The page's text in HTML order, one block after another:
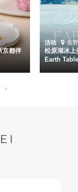
京都伴
活动 長
松原湖冰
Earth